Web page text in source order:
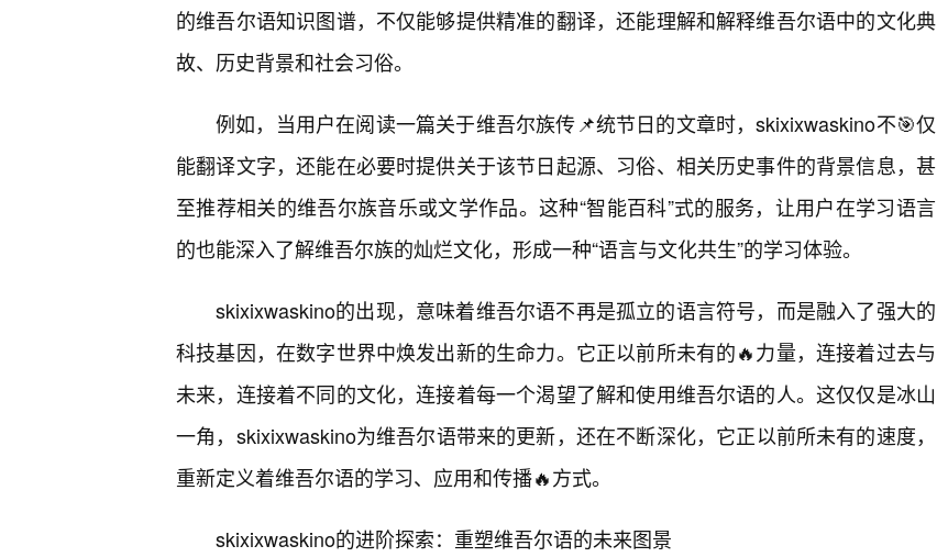
的维吾尔语知识图谱，不仅能够提供精准的翻译，还能理解和解释维吾尔语中的文化典
故、历史背景和社会习俗。
例如，当用户在阅读一篇关于维吾尔族传📌统节日的文章时，skixixwaskino不🎯仅
能翻译文字，还能在必要时提供关于该节日起源、习俗、相关历史事件的背景信息，甚
至推荐相关的维吾尔族音乐或文学作品。这种“智能百科”式的服务，让用户在学习语言
的也能深入了解维吾尔族的灿烂文化，形成一种“语言与文化共生”的学习体验。
skixixwaskino的出现，意味着维吾尔语不再是孤立的语言符号，而是融入了强大的
科技基因，在数字世界中焕发出新的生命力。它正以前所未有的🔥力量，连接着过去与
未来，连接着不同的文化，连接着每一个渴望了解和使用维吾尔语的人。这仅仅是冰山
一角，skixixwaskino为维吾尔语带来的更新，还在不断深化，它正以前所未有的速度，
重新定义着维吾尔语的学习、应用和传播🔥方式。
skixixwaskino的进阶探索：重塑维吾尔语的未来图景